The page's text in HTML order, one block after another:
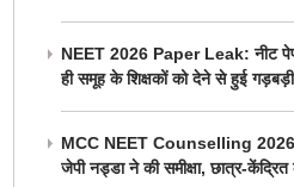
NEET 2026 Paper Leak: नीट
ही समूह के शिक्षकों को देने से हुई
MCC NEET Counselling
जेपी नड्डा ने की समीक्षा, छात्र-